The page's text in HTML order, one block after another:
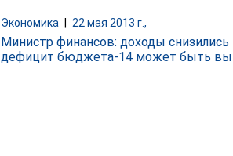
Экономика 22 мая 2013 г.,
Министр финансов: доходы снизились
дефицит бюджета-14 может быть